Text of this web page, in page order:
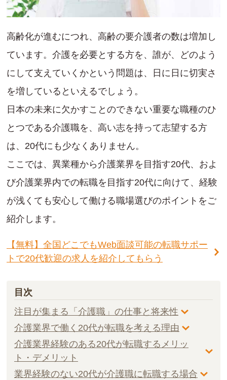
高齢化が進むにつれ、高齢の要介護者の数は増加し
ています。介護を必要とする方を、誰が、どのよう
にして支えていくかという問題は、日に日に切実さ
を増しているといえるでしょう。
日本の未来に欠かすことのできない重要な職種のひ
とつである介護職を、高い志を持って志望する方
は、20代にも少なくありません。
ここでは、異業種から介護業界を目指す20代、およ
び介護業界内での転職を目指す20代に向けて、経験
が浅くても安心して働ける職場選びのポイントをご
紹介します。
【無料】全国どこでもWeb面談可能の転職サポー
トで20代歓迎の求人を紹介してもらう
目次
注目が集まる「介護職」の仕事と将来性
介護業界で働く20代が転職を考える理由
介護業界経験のある20代が転職するメリッ
ト・デメリット
業界経験のない20代が介護職に転職する場合